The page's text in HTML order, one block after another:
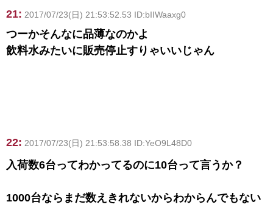
21: 2017/07/23(日) 21:53:52.53 ID:bIIWaaxg0
つーかそんなに品薄なのかよ
飲料水みたいに販売停止すりゃいいじゃん
22: 2017/07/23(日) 21:53:58.38 ID:YeO9L48D0
入荷数6台ってわかってるのに10台って言うか？
1000台ならまだ数えきれないからわからんでもない